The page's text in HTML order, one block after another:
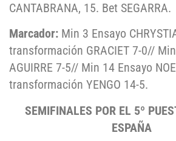
CANTABRANA, 15. Bet SEGARRA.
Marcador: Min 3 Ensayo
transformación GRACIET 7-0//
AGUIRRE 7-5// Min 14 Ensayo
transformación YENGO 14-5.
SEMIFINALES POR EL 5º
ESPAÑA